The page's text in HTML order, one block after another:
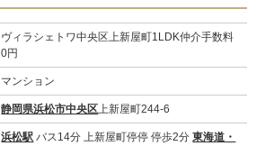
ヴィラシェトワ中央区上新屋町1LDK仲介手数料
0円
マンション
静岡県浜松市中央区上新屋町244-6
浜松駅 バス14分 上新屋町停停 停歩2分東海道・